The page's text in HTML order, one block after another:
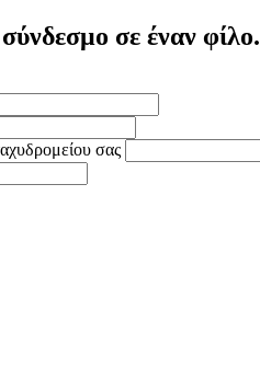
σε έναν φίλο.
σας